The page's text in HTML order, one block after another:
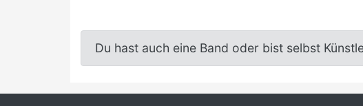
Du hast auch eine Band oder bist selbst